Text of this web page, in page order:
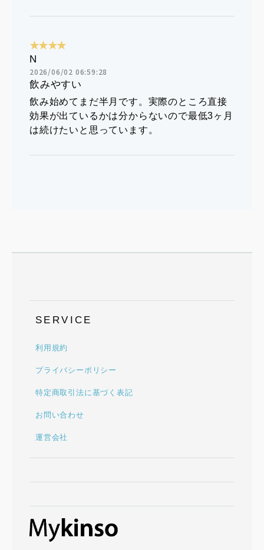
★★★★
N
2026/06/02 06:59:28
飲みやすい
飲み始めてまだ半月です。実際のところ直接
効果が出ているかは分からないので最低3ヶ月
は続けたいと思っています。
SERVICE
利用規約
プライバシーポリシー
特定商取引法に基づく表記
お問い合わせ
運営会社